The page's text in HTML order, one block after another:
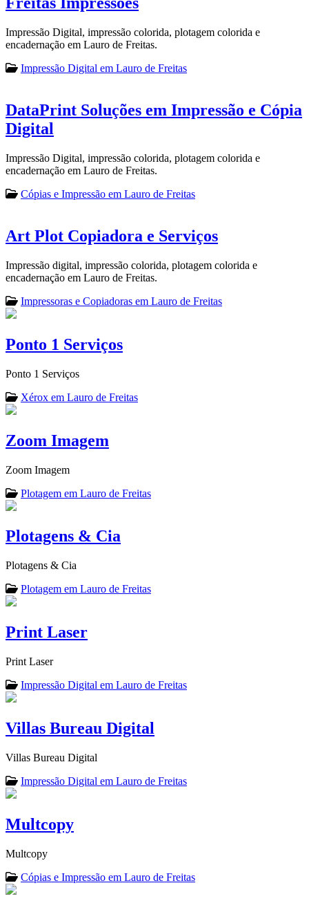
Impressão Digital, impressão colorida, plotagem colorida e
encadernação em Lauro de Freitas.
Impressão Digital em Lauro de Freitas
DataPrint Soluções em Impressão e Cópia
Digital
Impressão Digital, impressão colorida, plotagem colorida e
encadernação em Lauro de Freitas.
Cópias e Impressão em Lauro de Freitas
Art Plot Copiadora e Serviços
Impressão digital, impressão colorida, plotagem colorida e
encadernação em Lauro de Freitas.
Impressoras e Copiadoras em Lauro de Freitas
Ponto 1 Serviços
Ponto 1 Serviços
Xérox em Lauro de Freitas
Zoom Imagem
Zoom Imagem
Plotagem em Lauro de Freitas
Plotagens & Cia
Plotagens & Cia
Plotagem em Lauro de Freitas
Print Laser
Print Laser
Impressão Digital em Lauro de Freitas
Villas Bureau Digital
Villas Bureau Digital
Impressão Digital em Lauro de Freitas
Multcopy
Multcopy
Cópias e Impressão em Lauro de Freitas